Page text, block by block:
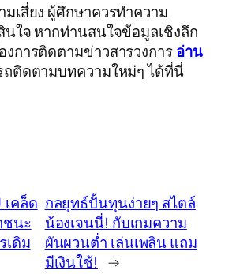
เสี่ยง ผู้ศึกษาควรทำความ
นใจ หากท่านสนใจข้อมูลเชิงลึก
งการติดตามข่าวสารวงการอ่าน
ติดตามบทความใหม่ๆ ได้ที่นี่
คล็ด
ชนะ
เดิม
กลยุทธ์ปั้นทุนง่ายๆ สไตล์
น้องเจนนี่! กับเกมความ
ผันผวนต่ำ เล่นเพลิน แถม
มีเงินใช้! →